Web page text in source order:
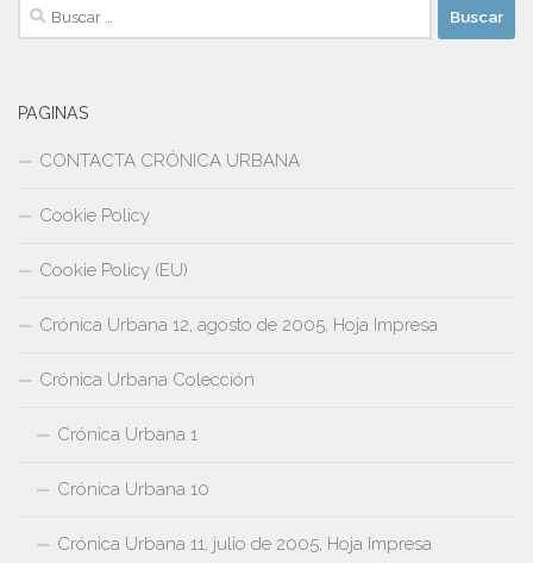
Buscar:
PAGINAS
CONTACTA CRÓNICA URBANA
Cookie Policy
Cookie Policy (EU)
Crónica Urbana 12, agosto de 2005, Hoja Impresa
Crónica Urbana Colección
Crónica Urbana 1
Crónica Urbana 10
Crónica Urbana 11, julio de 2005, Hoja Impresa